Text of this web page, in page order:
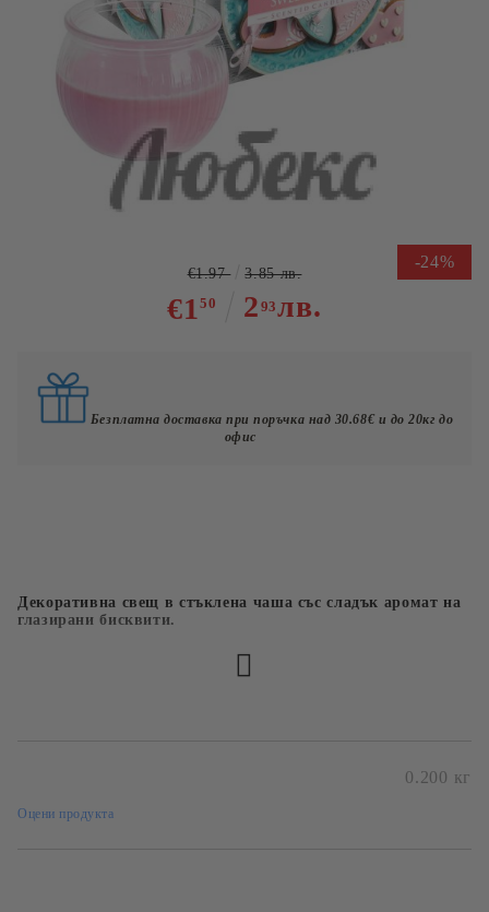
Ароматна свещ Сладка почивка
чаша
-24%
€150 2 93лв.
€1.97 3.85 лв.
Безплатна доставка при поръчка над 30.68€ и до 20кг до
офис
Декоративна свещ в стъклена чаша със сладък аромат на
глазирани бисквити.
0.200 кг
Оцени продукта